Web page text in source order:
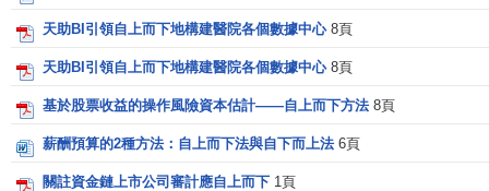
程中來”，而豐田的管理特色之一，就是把員工看成是本職崗
位的最終負責人。在實施自主管理班組的過程中，讓班組成
員對庫存計劃、材料規劃、人事安排、生產目標，以及產品
質量全面負責。這樣, 組織內部呈現出“上下迴圈、交融運行”
的新格局， 賦予組織以新的活力。
天助BI引領自上而下地構建醫院各個數據中心 8頁
天助BI引領自上而下地構建醫院各個數據中心 8頁
基於股票收益的操作風險資本估計——自上而下方法 8頁
薪酬預算的2種方法：自上而下法與自下而上法 6頁
關註資金鏈上市公司審計應自上而下 1頁